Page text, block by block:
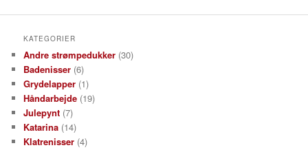
KATEGORIER
Andre strømpedukker (30)
Badenisser (6)
Grydelapper (1)
Håndarbejde (19)
Julepynt (7)
Katarina (14)
Klatrenisser (4)